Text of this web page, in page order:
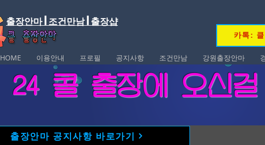
출장안마 | 조건만남 | 출장샵
카톡:
HOME 이용안내 프로필 공지사항 조건만남 강원출장안마
출장안마 공지사항 바로가기
​24 콜 출장에 오신걸